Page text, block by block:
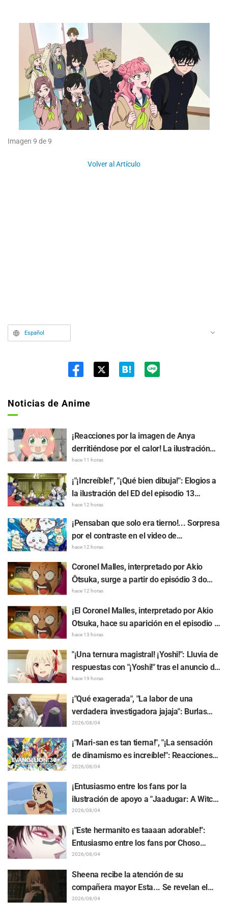
Imagen 9 de 9
Volver al Artículo
Español
Noticias de Anime
¡Reacciones por la imagen de Anya
derritiéndose por el calor! La ilustración
promocional de "SPY x FAMILY" provoca
derritiendo"
hace 11 horas
¡"¡Increíble!", "¡Qué bien dibuja!": Elogios a
la ilustración del ED del episodio 13
realizada por Asaki Yuikawa, actriz de voz
del protagonista de "The Elusive Samurai"
hace 12 horas
¡Pensaban que solo era tierno!... Sorpresa
por el contraste en el video de
preparación previa al estreno de la
película de "Chiikawa": "Es más crudo de
lo imaginado", "Hablan puro de trabajo"
hace 12 horas
Coronel Malles, interpretado por Akio
Ōtsuka, surge a partir do episódio 3 do
anime de TV "The Ghost in the Shell"!
Comentário do elenco e arte final são
revelados
hace 12 horas
¡El Coronel Malles, interpretado por Akio
Otsuka, hace su aparición en el episodio 3
del anime de TV "The Ghost in the Shell"!
Revelan comentarios del elenco y la
tarjeta final (endcard)
hace 13 horas
"¡Una ternura magistral! ¡Yoshi!": Lluvia de
respuestas con "¡Yoshi!" tras el anuncio de
la colaboración entre "Lycoris Recoil" y
hace 19 horas
¡"Qué exagerada", "La labor de una
verdadera investigadora jajaja": Burlas
masivas por el peluche de Frieren
atrapado en un Mímic de exhibición en
"Frieren: Más allá del final del viaje"
2026/08/04
¡"Mari-san es tan tierna!", "¡La sensación
de dinamismo es increíble!": Reacciones
ante el hermoso dibujo revelado de
Hidenori Matsubara con las 3 chicas
vistiendo sus Plugsuits de "Neon Genesis
2026/08/04
¡Entusiasmo entre los fans por la
ilustración de apoyo a "Jaadugar: A Witch
in Mongolia" realizada por el autor de
"Yowamushi Pedal"! "Esto es lo que pasa
cuando lo dibuja la persona con el estilo
más diferente al habitual"
2026/08/04
¡"Este hermanito es taaaan adorable!":
Entusiasmo entre los fans por Choso
acercándose a Yūji Itadori en la ilustración
especial de "Jujutsu Kaisen"
2026/08/04
Sheena recibe la atención de su
compañera mayor Esta... Se revelan el
sinopsis, capturas, avance WEB y póster
2026/08/04